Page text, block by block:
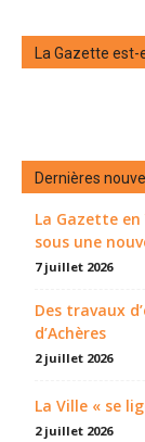
La Gazette est-
Dernières
La Gazette
sous une
7 juillet 2026
Des travaux
d’Achères
2 juillet 2026
La Ville « se
2 juillet 2026